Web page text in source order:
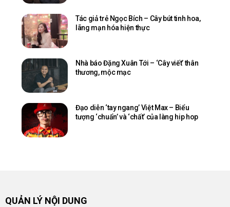
Tác giả trẻ Ngọc Bích – Cây bút tinh hoa,
lãng mạn hóa hiện thực
Nhà báo Đặng Xuân Tới – ‘Cây viết’ thân
thương, mộc mạc
Đạo diễn ‘tay ngang’ Việt Max – Biểu
tượng ‘chuẩn’ và ‘chất’ của làng hip hop
QUẢN LÝ NỘI DUNG